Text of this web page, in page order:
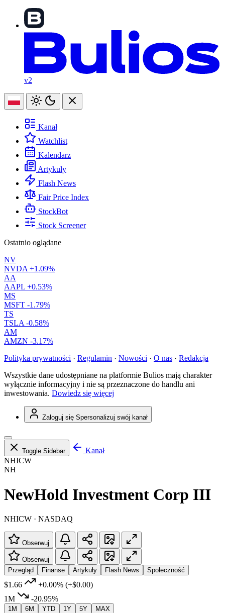
v2
Kanał
Watchlist
Kalendarz
Artykuły
Flash News
Fair Price Index
StockBot
Stock Screener
Ostatnio oglądane
NV
NVDA +1.09%
AA
AAPL +0.53%
MS
MSFT -1.79%
TS
TSLA -0.58%
AM
AMZN -3.17%
Polityka prywatności · Regulamin · Nowości · O nas · Redakcja
Wszystkie dane udostępniane na platformie Bulios mają charakter
wyłącznie informacyjny i nie są przeznaczone do handlu ani
inwestowania. Dowiedz się więcej
Zaloguj się Spersonalizuj swój kanał
Toggle Sidebar
Kanał
NHICW
NH
NewHold Investment Corp III
NHICW · NASDAQ
Obserwuj
Obserwuj
Przegląd
Finanse Artykuły Flash News Społeczność
$1.66 +0.00% (+$0.00)
1M
-20.95%
1M 6M YTD 1Y 5Y MAX